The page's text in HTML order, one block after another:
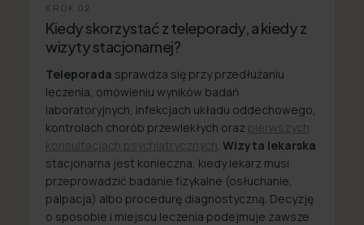
KROK 02
Kiedy skorzystać z teleporady, a kiedy z
wizyty stacjonarnej?
Teleporada sprawdza się przy przedłużaniu
leczenia, omówieniu wyników badań
laboratoryjnych, infekcjach układu oddechowego,
kontrolach chorób przewlekłych oraz pierwszych
konsultacjach psychiatrycznych Wizyta lekarska
stacjonarna jest konieczna, kiedy lekarz musi
przeprowadzić badanie fizykalne (osłuchanie,
palpacja) albo procedurę diagnostyczną. Decyzję
o sposobie i miejscu leczenia podejmuje zawsze